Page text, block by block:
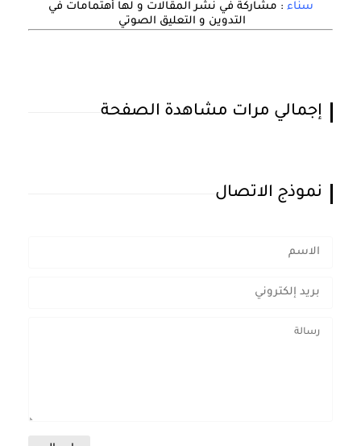
سناء : مشاركة في نشر المقالات و لها أهتمامات في
التدوين و التعليق الصوتي
إجمالي مرات مشاهدة الصفحة
نموذج الاتصال